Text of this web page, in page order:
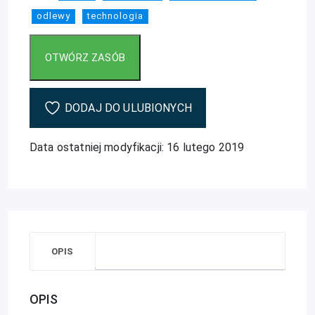
odlewy technologia
DODAJ DO ULUBIONYCH
Data ostatniej modyfikacji: 16 lutego 2019
OPIS
OPIS